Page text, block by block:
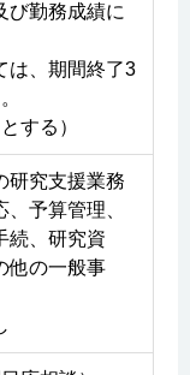
び勤務成績に
は、期間終了3
する）
研究支援業務
、予算管理、
続、研究資
他の一般事